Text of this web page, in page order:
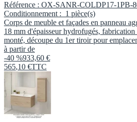
Référence : OX-SANR-COLDP17-1PB-
Conditionnement : 1 pièce(s)
Corps de meuble et façades en panneau
18 mm d'épaisseur hydrofugés,
monté, découpe du 1er tiroir pour
à partir de
-40 %933,60 €
565,10 €TTC